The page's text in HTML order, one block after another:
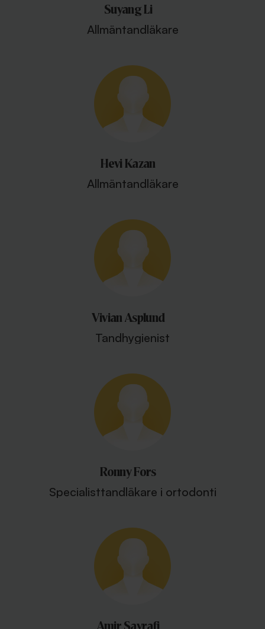
Suyang Li
Allmäntandläkare
Hevi Kazan
Allmäntandläkare
Vivian Asplund
Tandhygienist
Ronny Fors
Specialisttandläkare i ortodonti
Amir Sayrafi